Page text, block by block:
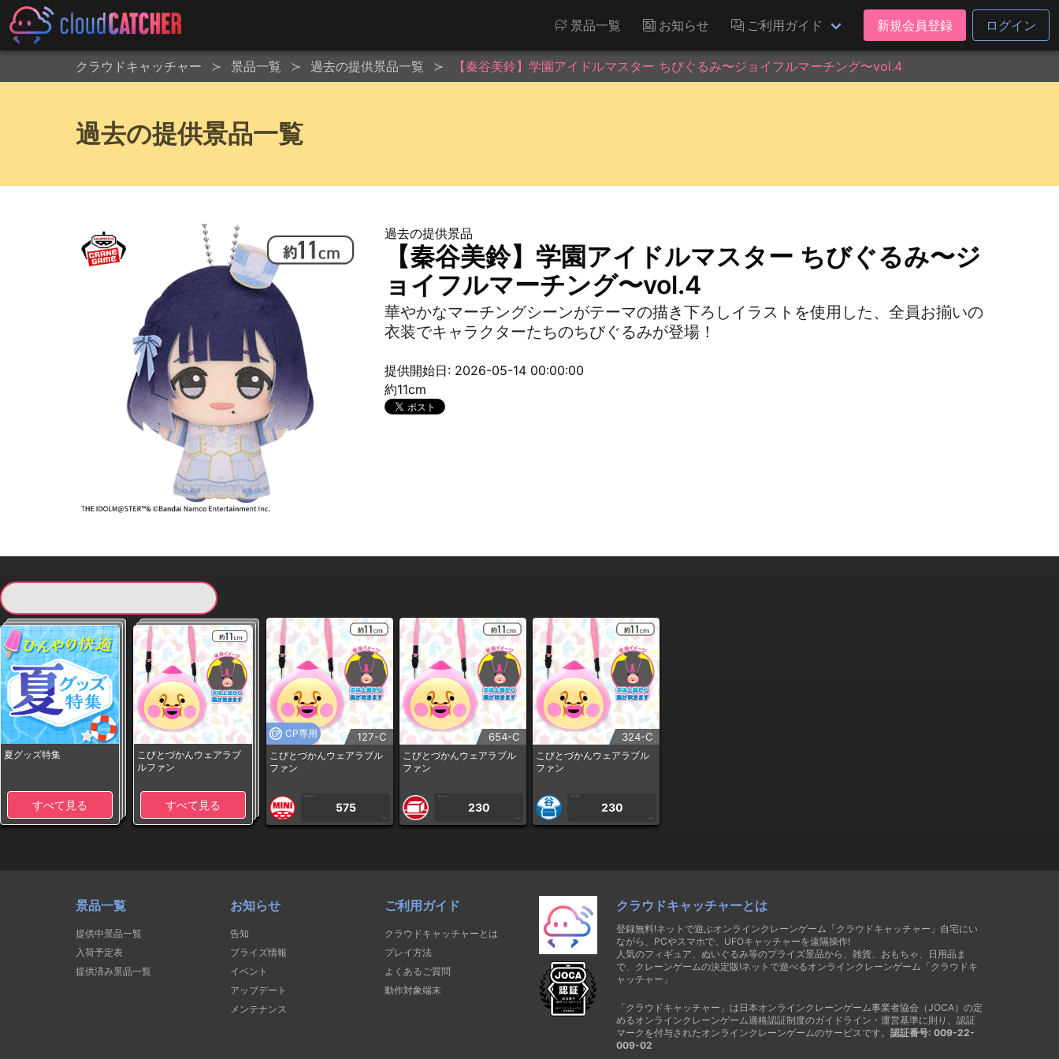
景品一覧 お知らせ ご利用ガイド 新規会員登録 ログイン
クラウドキャッチャー 景品一覧 過去の提供景品一覧 【秦谷美鈴】学園アイドルマスター ちびぐるみ〜ジョイフルマーチング〜vol.4
過去の提供景品一覧
過去の提供景品
【秦谷美鈴】学園アイドルマスター ちびぐるみ〜ジ
ョイフルマーチング〜vol.4
華やかなマーチングシーンがテーマの描き下ろしイラストを使用した、全員お揃いの
衣装でキャラクターたちのちびぐるみが登場！
提供開始日: 2026-05-14 00:00:00
約11cm
夏グッズ特集
すべて見る
こびとづかんウェアラブ
ルファン
すべて見る
CP専用 127-C
こびとづかんウェアラブル
ファン
1PLAY
575
CP
654-C
こびとづかんウェアラブル
ファン
1PLAY
230
CP
324-C
こびとづかんウェアラブル
ファン
1PLAY
230
CP
景品一覧
提供中景品一覧
入荷予定表
提供済み景品一覧
お知らせ
告知
プライズ情報
イベント
アップデート
メンテナンス
ご利用ガイド
クラウドキャッチャーとは
プレイ方法
よくあるご質問
動作対象端末
クラウドキャッチャーとは
登録無料!ネットで遊ぶオンラインクレーンゲーム「クラウドキャッチャー」自宅にい
ながら、PCやスマホで、UFOキャッチャーを遠隔操作!
人気のフィギュア、ぬいぐるみ等のプライズ景品から、雑貨、おもちゃ、日用品ま
で、クレーンゲームの決定版!ネットで遊べるオンラインクレーンゲーム「クラウドキ
ャッチャー」
「クラウドキャッチャー」は日本オンラインクレーンゲーム事業者協会（JOCA）の定
めるオンラインクレーンゲーム適格認証制度のガイドライン・運営基準に則り、認証
マークを付与されたオンラインクレーンゲームのサービスです。 認証番号: 009-22-
009-02